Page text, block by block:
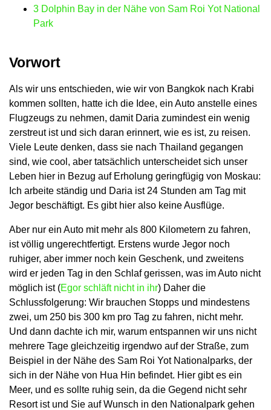
3 Dolphin Bay in der Nähe von Sam Roi Yot National
Park
Vorwort
Als wir uns entschieden, wie wir von Bangkok nach Krabi
kommen sollten, hatte ich die Idee, ein Auto anstelle eines
Flugzeugs zu nehmen, damit Daria zumindest ein wenig
zerstreut ist und sich daran erinnert, wie es ist, zu reisen.
Viele Leute denken, dass sie nach Thailand gegangen
sind, wie cool, aber tatsächlich unterscheidet sich unser
Leben hier in Bezug auf Erholung geringfügig von Moskau:
Ich arbeite ständig und Daria ist 24 Stunden am Tag mit
Jegor beschäftigt. Es gibt hier also keine Ausflüge.
Aber nur ein Auto mit mehr als 800 Kilometern zu fahren,
ist völlig ungerechtfertigt. Erstens wurde Jegor noch
ruhiger, aber immer noch kein Geschenk, und zweitens
wird er jeden Tag in den Schlaf gerissen, was im Auto nicht
möglich ist (Egor schläft nicht in ihr) Daher die
Schlussfolgerung: Wir brauchen Stopps und mindestens
zwei, um 250 bis 300 km pro Tag zu fahren, nicht mehr.
Und dann dachte ich mir, warum entspannen wir uns nicht
mehrere Tage gleichzeitig irgendwo auf der Straße, zum
Beispiel in der Nähe des Sam Roi Yot Nationalparks, der
sich in der Nähe von Hua Hin befindet. Hier gibt es ein
Meer, und es sollte ruhig sein, da die Gegend nicht sehr
Resort ist und Sie auf Wunsch in den Nationalpark gehen